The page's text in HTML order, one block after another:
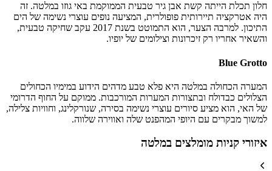
חלון תכלת הייתה קשת אבן גיר טבעית הממוקמת באי גוזו במלטה. זה
היה אטרקציה תיירותית פופולרית, המציעה נופים עוצרי נשימה של הים
התיכון. למרבה הצער, הוא התמוטט בשנת 2017 עקב שחיקה טבעית,
והשאיר אחריו רק זיכרונות וצילומים של יופיו.
Blue Grotto
המערה הכחולה במלטה היא פלא טבע מדהים הידוע במימיו הכחולים
הצלולים כבדולח ובתצורות המערות המורכבות. ממוקם על החוף הדרומי
של האי, הוא מציע סיורים עוצרי נשימה בסירה, שנורקלינג, וחוויות צלילה,
למשוך מבקרים עם היופי המהפנט שלה ואווירה שלווה.
איזורי קניות מומלצים במלטה